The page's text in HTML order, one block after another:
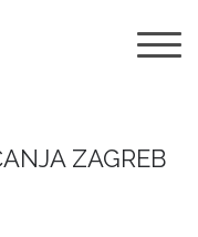
ZAGREB